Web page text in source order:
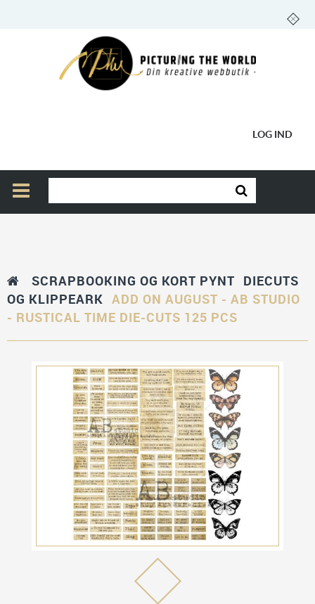
LOG IND
SCRAPBOOKING OG KORT PYNT DIECUTS
OG KLIPPEARK ADD ON AUGUST - AB STUDIO
- RUSTICAL TIME DIE-CUTS 125 PCS